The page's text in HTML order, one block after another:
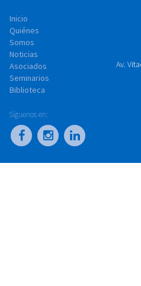
Inicio
Quiénes
Somos
Noticias
Asociados
Seminarios
Biblioteca
Av.
Síguenos en: